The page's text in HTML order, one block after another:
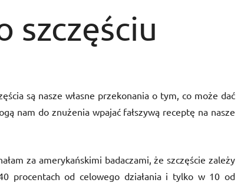
szczęściu
są nasze własne przekonania o tym, co może dać
nam do znużenia wpajać fałszywą receptę na nasze
za amerykańskimi badaczami, że szczęście zależy
procentach od celowego działania i tylko w 10 od